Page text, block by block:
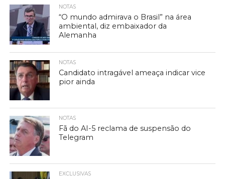
NOTAS
“O mundo admirava o Brasil” na área
ambiental, diz embaixador da
Alemanha
NOTAS
Candidato intragável ameaça indicar vice
pior ainda
NOTAS
Fã do AI-5 reclama de suspensão do
Telegram
EXCLUSIVAS